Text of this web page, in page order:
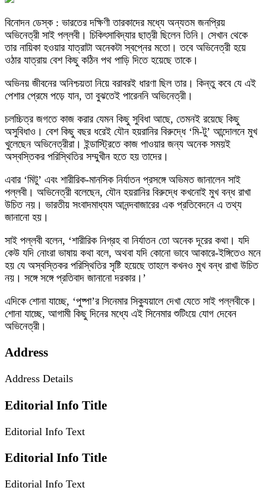
বিনোদন ডেস্ক : ভারতের দক্ষিণী তারকাদের মধ্যে অন্যতম জনপ্রিয়
অভিনেত্রী সাই পল্লবী। চিকিৎসাবিদ্যার ছাত্রী ছিলেন তিনি। সেখান থেকে
তার নায়িকা হওয়ার যাত্রাটা অনেকটা স্বপ্নের মতো। তবে অভিনেত্রী হয়ে
ওঠার যাত্রায় বেশ কিছু কঠিন পথ পাড়ি দিতে হয়েছে তাকে।
অভিনয় জীবনের অনিশ্চয়তা নিয়ে বরাবরই ধারণা ছিল তার। কিন্তু কবে যে এই
পেশার প্রেমে পড়ে যান, তা বুঝতেই পারেননি অভিনেত্রী।
চলচ্চিত্র জগতে কাজ করার যেমন কিছু সুবিধা আছে, তেমনই রয়েছে কিছু
অসুবিধাও। বেশ কিছু বছর ধরেই যৌন হয়রানির বিরুদ্ধে ‘মি-টু’ আন্দোলনে মুখ
খুলেছেন অভিনেত্রীরা। ইন্ডাস্ট্রিতে কাজ পাওয়ার জন্য অনেক সময়ই
অস্বস্তিকর পরিস্থিতির সম্মুখীন হতে হয় তাদের।
এবার ‘মিটু’ এবং শারীরিক-মানসিক নির্যাতন প্রসঙ্গে অভিমত জানালেন সাই
পল্লবী। অভিনেত্রী বলেছেন, যৌন হয়রানির বিরুদ্ধে কখনোই মুখ বন্ধ রাখা
উচিত নয়। ভারতীয় সংবাদমাধ্যম আনন্দবাজারের এক প্রতিবেদনে এ তথ্য
জানানো হয়।
সাই পল্লবী বলেন, ‘শারীরিক নিগ্রহ বা নির্যাতন তো অনেক দূরের কথা। যদি
কেউ যদি নোংরা ভাষায় কথা বলে, অথবা যদি কোনো ভাবে আকারে-ইঙ্গিতেও মনে
হয় যে অস্বস্তিকর পরিস্থিতির সৃষ্টি হয়েছে তাহলে কখনও মুখ বন্ধ রাখা উচিত
নয়। সঙ্গে সঙ্গে প্রতিবাদ জানানো দরকার।’
এদিকে শোনা যাচ্ছে, ‘পুষ্পা’র সিনেমার সিক্যুয়ালে দেখা যেতে সাই পল্লবীকে।
শোনা যাচ্ছে, আগামী কিছু দিনের মধ্যে এই সিনেমার শুটিংয়ে যোগ দেবেন
অভিনেত্রী।
Address
Address Details
Editorial Info Title
Editorial Info Text
Editorial Info Title
Editorial Info Text